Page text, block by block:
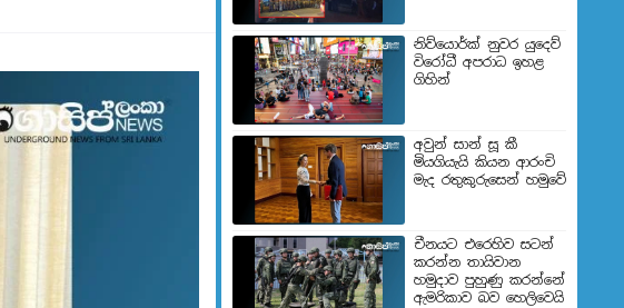
නිව්යොර්ක් නුවර යුදෙව්
විරෝධී අපරාධ ඉහළ
ගිහින්
අවුන් සාන් සූ කී
මියගියැයි කියන ආරංචි
මැද රතුකුරුසෙන් හමුවේ
චීනයට එරෙහිව සටන්
කරන්න තායිවාන
හමුදාව පුහුණු කරන්නේ
ඇමරිකාව බව හෙලිවෙයි